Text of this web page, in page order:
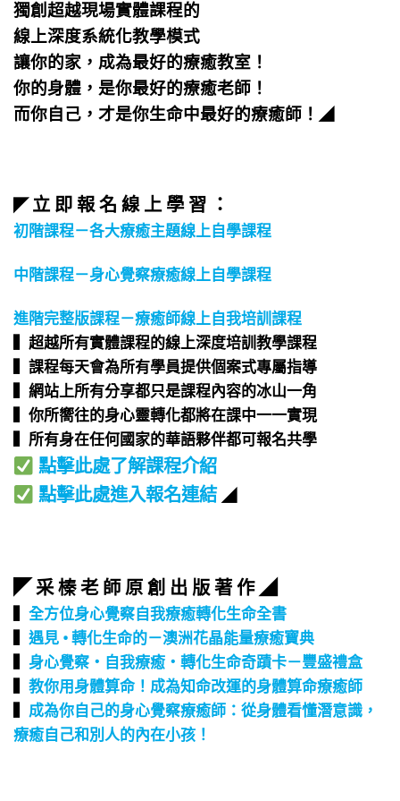
獨創超越現場實體課程的
線上深度系統化教學模式
讓你的家，成為最好的療癒教室！
你的身體，是你最好的療癒老師！
而你自己，才是你生命中最好的療癒師！ ◢
◤立 即 報 名 線 上 學 習 ：
初階課程－各大療癒主題線上自學課程
中階課程－身心覺察療癒線上自學課程
進階完整版課程－療癒師線上自我培訓課程
▍超越所有實體課程的線上深度培訓教學課程​
▍課程每天會為所有學員提供個案式專屬指導​
▍網站上所有分享都只是課程內容的冰山一角​
▍你所嚮往的身心靈轉化都將在課中一一實現​
▍所有身在任何國家的華語夥伴都可報名共學​
點擊此處了解課程介紹
點擊此處進入報名連結 ◢
◤ 采 榛 老 師 原 創 出 版 著 作 ◢
▍ 全方位身心覺察自我療癒轉化生命全書
▍ 遇見 • 轉化生命的－澳洲花晶能量療癒寶典
▍ 身心覺察‧自我療癒‧轉化生命奇蹟卡－豐盛禮盒
▍ 教你用身體算命！成為知命改運的身體算命療癒師
▍ 成為你自己的身心覺察療癒師：從身體看懂潛意識，
療癒自己和別人的內在小孩！